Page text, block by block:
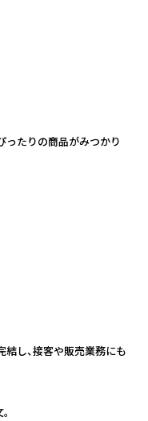
ったりの商品がみつかり
し、接客や販売業務にも